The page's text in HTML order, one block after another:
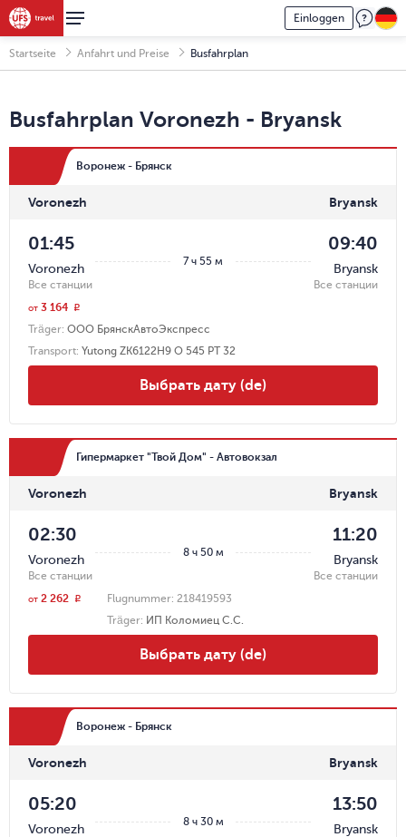
Einloggen
Startseite Anfahrt und Preise Busfahrplan
Busfahrplan Voronezh - Bryansk
Воронеж - Брянск
Voronezh Bryansk
7 ч 55 м
01:45
Voronezh
Все станции
09:40
Bryansk
Все станции
Träger: ООО БрянскАвтоЭкспресс
Transport: Yutong ZK6122H9 О 545 РТ 32
от 3 164 r
Выбрать дату (de)
Гипермаркет "Твой Дом" - Автовокзал
Voronezh Bryansk
8 ч 50 м
02:30
Voronezh
Все станции
11:20
Bryansk
Все станции
Flugnummer: 218419593
Träger: ИП Коломиец С.С.
от 2 262 r
Выбрать дату (de)
Воронеж - Брянск
Voronezh Bryansk
8 ч 30 м
05:20
Voronezh
13:50
Bryansk